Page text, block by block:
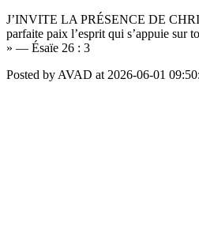
J’INVITE LA PRÉSENCE DE
parfaite paix l’esprit qui s’appuie sur
» — Ésaïe 26 : 3
Posted by AVAD at 2026-06-01